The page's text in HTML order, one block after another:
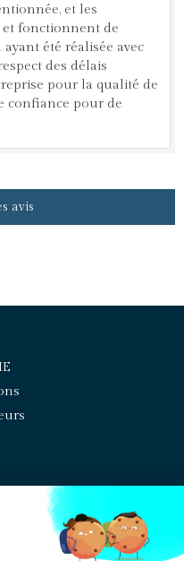
et les
fonctionnent de
été réalisée avec
des délais
pour la qualité de
confiance pour de
avis
- sanitaire